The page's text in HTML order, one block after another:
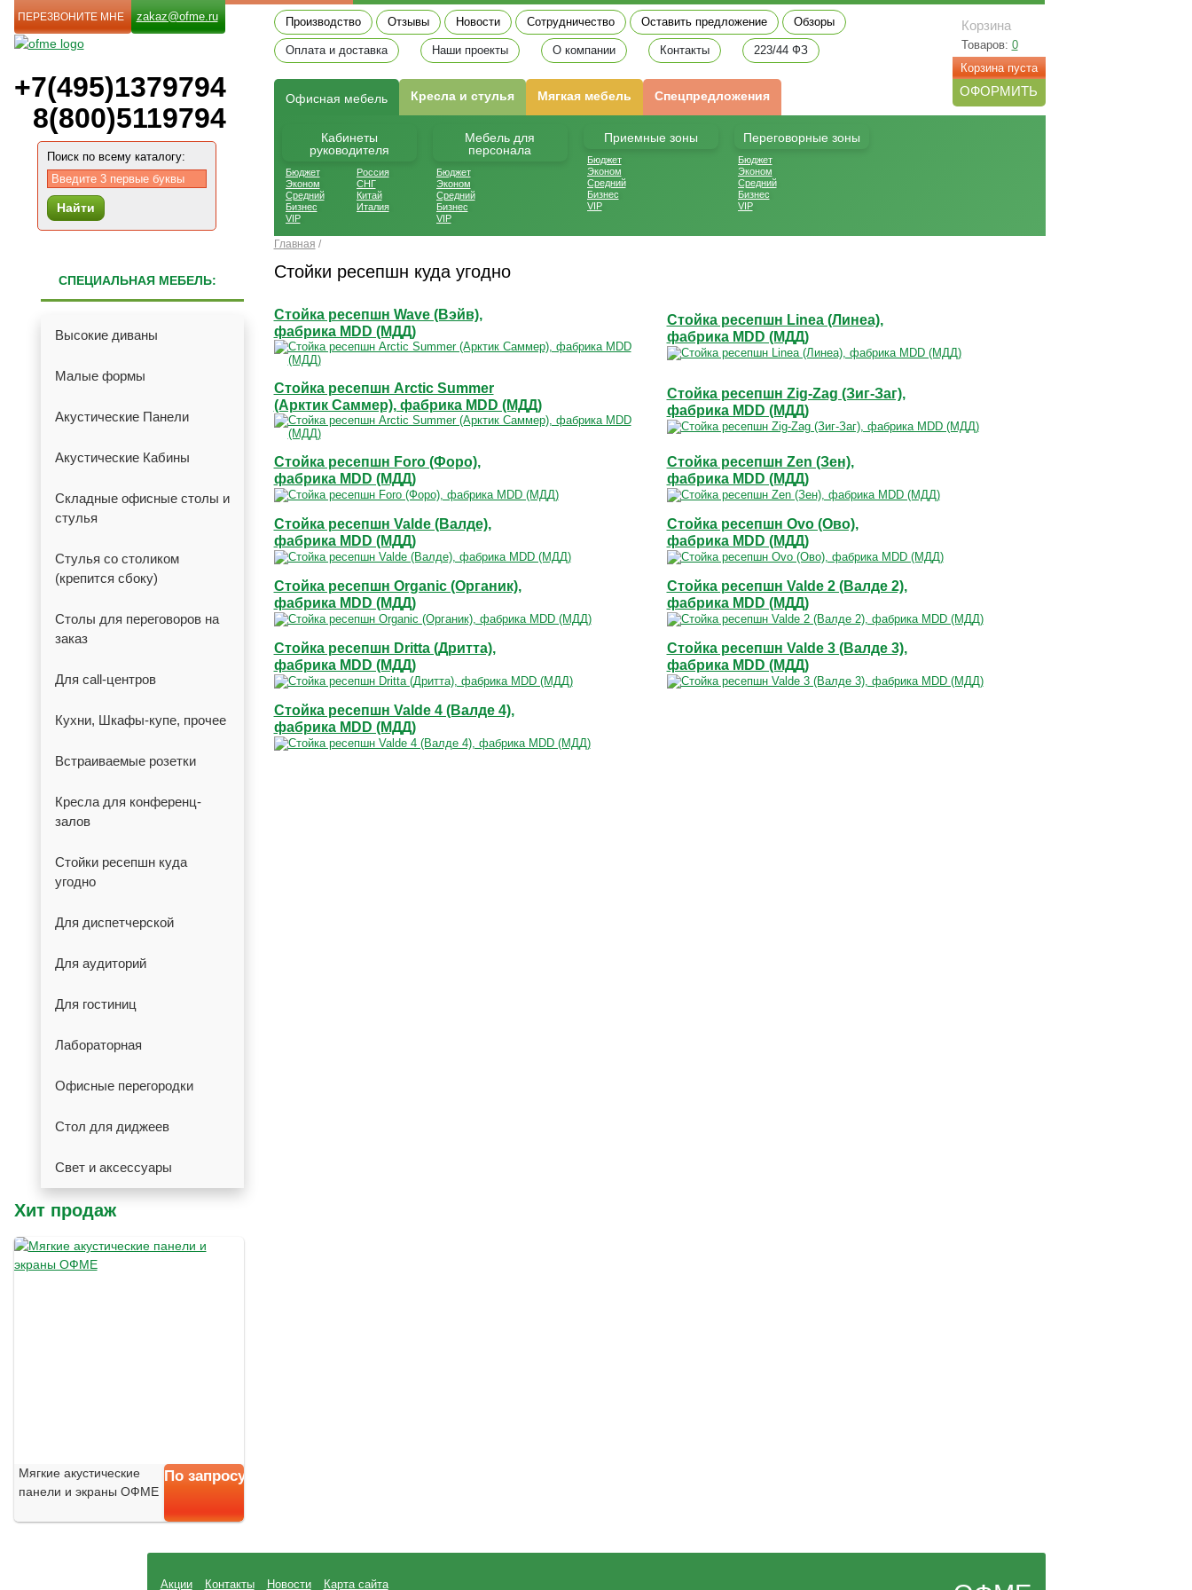
ПЕРЕЗВОНИТЕ МНЕ zakaz@ofme.ru
+7(495)1379794
8(800)5119794
Поиск по всему каталогу:
Найти
СПЕЦИАЛЬНАЯ МЕБЕЛЬ:
Высокие диваны
Малые формы
Акустические Панели
Акустические Кабины
Складные офисные столы и
стулья
Стулья со столиком
(крепится сбоку)
Столы для переговоров на
заказ
Для call-центров
Кухни, Шкафы-купе, прочее
Встраиваемые розетки
Кресла для конференц-
залов
Стойки ресепшн куда
угодно
Для диспетчерской
Для аудиторий
Для гостиниц
Лабораторная
Офисные перегородки
Стол для диджеев
Свет и аксессуары
Хит продаж
Мягкие акустические
панели и экраны ОФМЕ
По запросу
Производство Отзывы Новости Сотрудничество Оставить предложение Обзоры
Оплата и доставка Наши проекты О компании Контакты 223/44 ФЗ
Корзина
Товаров: 0
Корзина пуста
ОФОРМИТЬ
Офиcная мебель Кресла и стулья Мягкая мебель Спецпредложения
Кабинеты
руководителя
Бюджет
Эконом
Средний
Бизнес
VIP
Россия
СНГ
Китай
Италия
Мебель для
персонала
Бюджет
Эконом
Средний
Бизнес
VIP
Приемные зоны
Бюджет
Эконом
Средний
Бизнес
VIP
Переговорные зоны
Бюджет
Эконом
Средний
Бизнес
VIP
Главная /
Стойки ресепшн куда угодно
Стойка ресепшн Wave (Вэйв),
фабрика MDD (МДД)
Стойка ресепшн Linea (Линеа),
фабрика MDD (МДД)
Стойка ресепшн Arctic Summer
(Арктик Саммер), фабрика MDD (МДД)
Стойка ресепшн Zig-Zag (Зиг-Заг),
фабрика MDD (МДД)
Стойка ресепшн Foro (Форо),
фабрика MDD (МДД)
Стойка ресепшн Zen (Зен),
фабрика MDD (МДД)
Стойка ресепшн Valde (Валде),
фабрика MDD (МДД)
Стойка ресепшн Ovo (Ово),
фабрика MDD (МДД)
Стойка ресепшн Organic (Органик),
фабрика MDD (МДД)
Стойка ресепшн Valde 2 (Валде 2),
фабрика MDD (МДД)
Стойка ресепшн Dritta (Дритта),
фабрика MDD (МДД)
Стойка ресепшн Valde 3 (Валде 3),
фабрика MDD (МДД)
Стойка ресепшн Valde 4 (Валде 4),
фабрика MDD (МДД)
Акции Контакты Новости Карта сайта